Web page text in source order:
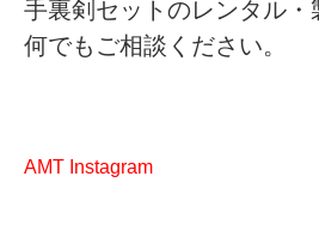
手裏剣セットのレンタル・
何でもご相談ください。
AMT Instagram